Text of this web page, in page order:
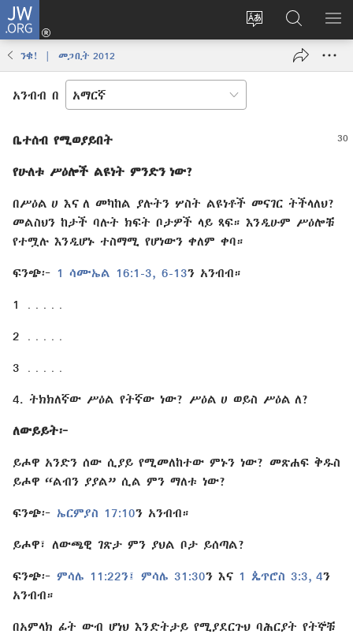
JW.ORG
የድረ
ግባ
(አዲስ
JW.ORG
ላይ
መፈለጊያ
ንቁ! | መጋቢት 2012
አንብብ በ
ቤተሰብ የሚወያይበት
የሁለቱ ሥዕሎች ልዩነት ምንድን ነው?
በሥዕል ሀ እና ለ መካከል ያሉትን ሦስት ልዩነቶች መናገር ትችላለህ?
መልስህን ከታች ባሉት ክፍት ቦታዎች ላይ ጻፍ። እንዲሁም ሥዕሎቹ
የተሟሉ እንዲሆኑ ተስማሚ የሆነውን ቀለም ቀባ።
ፍንጭ፦ 1 ሳሙኤል 16:1-3, 6-13⁠ን አንብብ።
1 ․․․․․
2 ․․․․․
3 ․․․․․
4. ትክክለኛው ሥዕል የትኛው ነው? ሥዕል ሀ ወይስ ሥዕል ለ?
ለውይይት፦
ይሖዋ አንድን ሰው ሲያይ የሚመለከተው ምኑን ነው? መጽሐፍ ቅዱስ
ይሖዋ “ልብን ያያል” ሲል ምን ማለቱ ነው?
ፍንጭ፦ ኤርምያስ 17:10⁠ን አንብብ።
ይሖዋ፣ ለውጫዊ ገጽታ ምን ያህል ቦታ ይሰጣል?
ፍንጭ፦ ምሳሌ 11:22⁠ን፤ ምሳሌ 31:30⁠ን እና 1 ጴጥሮስ 3:3, 4⁠ን
አንብብ።
በአምላክ ፊት ውብ ሆነህ እንድትታይ የሚያደርጉህ ባሕርያት የትኞቹ